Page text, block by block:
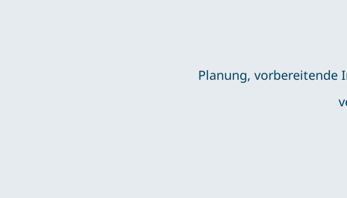
Planung, vorbereitende